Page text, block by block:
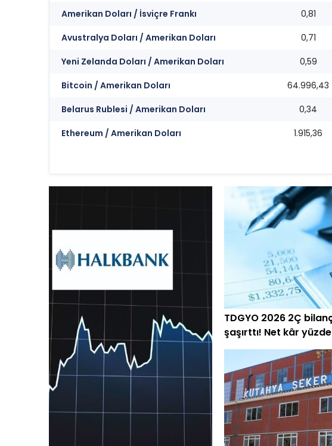
Amerikan Doları / İsviçre Frankı
0,81
Avustralya Doları / Amerikan Doları
0,71
Yeni Zelanda Doları / Amerikan Doları
0,59
Bitcoin / Amerikan Doları
64.996,43
Belarus Rublesi / Amerikan Doları
0,34
Ethereum / Amerikan Doları
1.915,36
TDGYO 2026 2Ç
şaşırttı! Net kâr
arttı